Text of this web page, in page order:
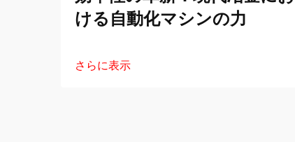
ける自動化マシンの力
さらに表示